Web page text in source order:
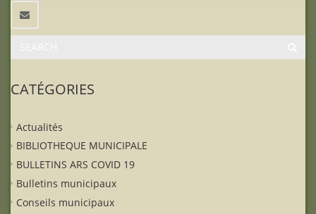
CATÉGORIES
Actualités
BIBLIOTHEQUE MUNICIPALE
BULLETINS ARS COVID 19
Bulletins municipaux
Conseils municipaux